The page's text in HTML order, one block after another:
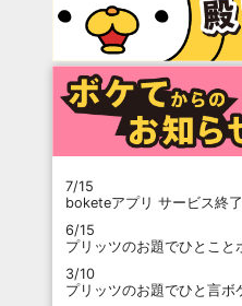
7/15
boketeアプリ サービス終
6/15
プリッツのお題でひとこと
3/10
プリッツのお題でひと言ボ